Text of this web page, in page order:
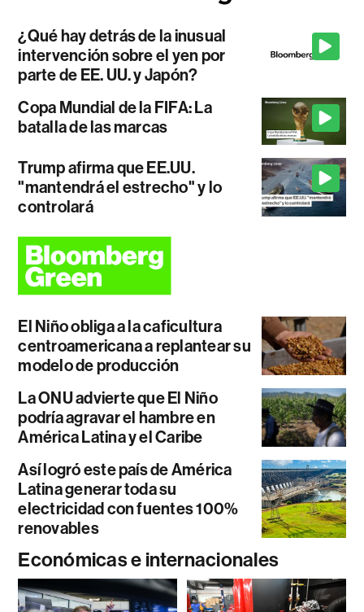
¿Qué hay detrás de la inusual
intervención sobre el yen por
parte de EE. UU. y Japón?
Copa Mundial de la FIFA: La
batalla de las marcas
Trump afirma que EE.UU.
"mantendrá el estrecho" y lo
controlará
El Niño obliga a la caficultura
centroamericana a replantear su
modelo de producción
La ONU advierte que El Niño
podría agravar el hambre en
América Latina y el Caribe
Así logró este país de América
Latina generar toda su
electricidad con fuentes 100%
renovables
Económicas e internacionales